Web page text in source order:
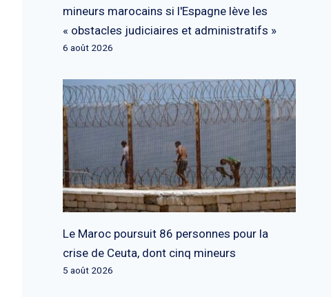
mineurs marocains si l'Espagne lève les
« obstacles judiciaires et administratifs »
6 août 2026
Le Maroc poursuit 86 personnes pour la
crise de Ceuta, dont cinq mineurs
5 août 2026